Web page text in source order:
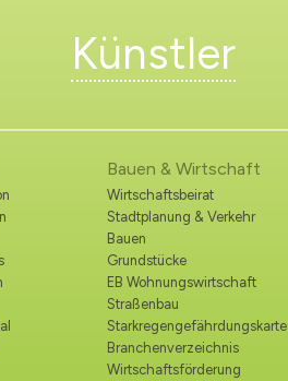
Künstler
Bauen & Wirtschaft
Wirtschaftsbeirat
Stadtplanung & Verkehr
Bauen
Grundstücke
EB Wohnungswirtschaft
Straßenbau
Starkregengefährdungskarte
Branchenverzeichnis
Wirtschaftsförderung